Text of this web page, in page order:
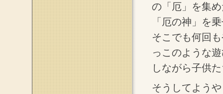
の「厄」を集
「厄の神」を
そこでも何回
っこのような
しながら子供
そうしてよう